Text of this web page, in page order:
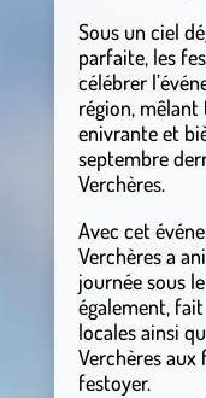
Sous un ciel
parfaite, les
célébrer
région,
enivrante et
septembre
Verchères.
Avec cet
Verchères a
journée sous
également,
locales ainsi
Verchères
festoyer.